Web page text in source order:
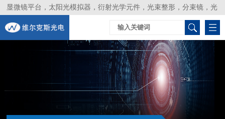
显微镜平台，太阳光模拟器，衍射光学元件，光束整形，分束镜，光
谱仪，生物激光器，光束分析仪，Layertec